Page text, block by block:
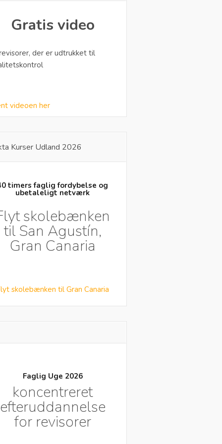
Gratis video
der er udtrukket til
videoen her
Kurser Udland 2026
timers faglig fordybelse og
ubetaleligt netværk
skolebænken
til San Agustín,
Gran Canaria
skolebænken til Gran Canaria
Faglig Uge 2026
koncentreret
efteruddannelse
for revisorer